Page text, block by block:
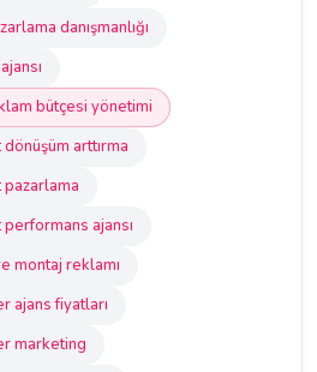
danışmanlığı
bütçesi yönetimi
arttırma
ajansı
montaj reklamı
ajans fiyatları
marketing